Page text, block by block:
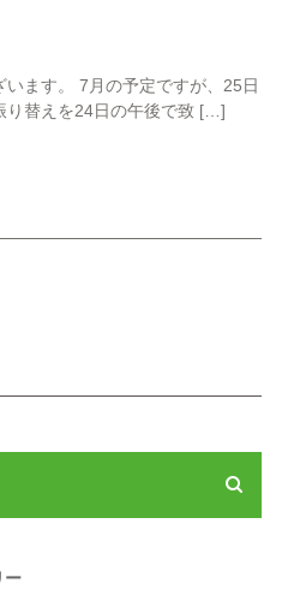
ます。 7月の予定ですが、25日
り替えを24日の午後で致 […]
ー